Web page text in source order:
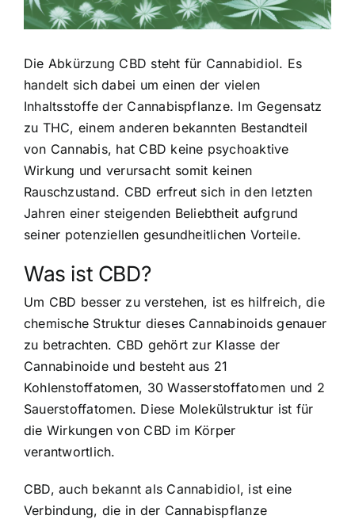
Die Abkürzung CBD steht für Cannabidiol. Es
handelt sich dabei um einen der vielen
Inhaltsstoffe der Cannabispflanze. Im Gegensatz
zu THC, einem anderen bekannten Bestandteil
von Cannabis, hat CBD keine psychoaktive
Wirkung und verursacht somit keinen
Rauschzustand. CBD erfreut sich in den letzten
Jahren einer steigenden Beliebtheit aufgrund
seiner potenziellen gesundheitlichen Vorteile.
Was ist CBD?
Um CBD besser zu verstehen, ist es hilfreich, die
chemische Struktur dieses Cannabinoids genauer
zu betrachten. CBD gehört zur Klasse der
Cannabinoide und besteht aus 21
Kohlenstoffatomen, 30 Wasserstoffatomen und 2
Sauerstoffatomen. Diese Molekülstruktur ist für
die Wirkungen von CBD im Körper
verantwortlich.
CBD, auch bekannt als Cannabidiol, ist eine
Verbindung, die in der Cannabispflanze